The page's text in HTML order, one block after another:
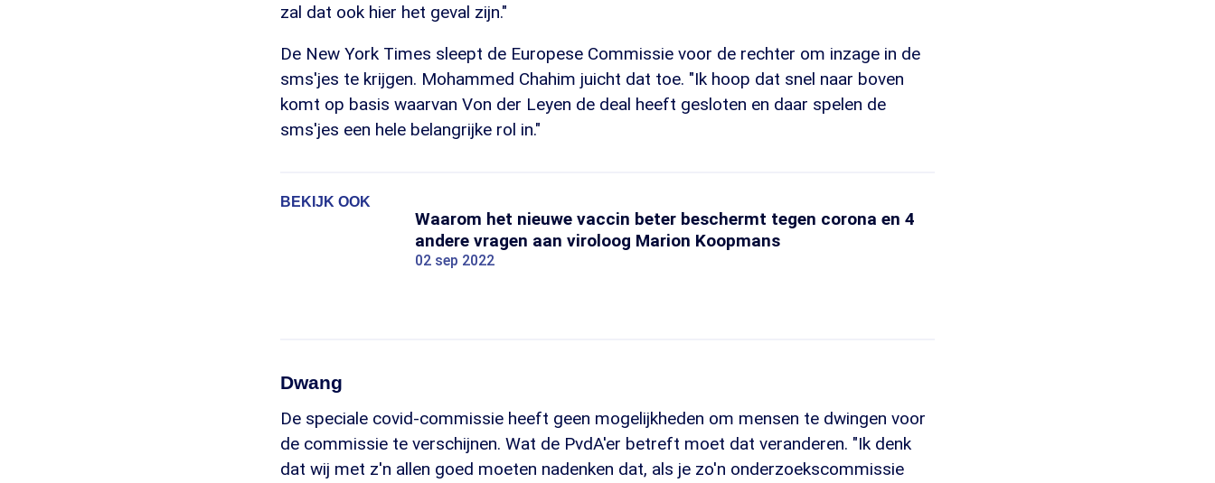
zal dat ook hier het geval zijn."
De New York Times sleept de Europese Commissie voor de rechter om inzage in de
sms'jes te krijgen. Mohammed Chahim juicht dat toe. "Ik hoop dat snel naar boven
komt op basis waarvan Von der Leyen de deal heeft gesloten en daar spelen de
sms'jes een hele belangrijke rol in."
BEKIJK OOK
Waarom het nieuwe vaccin beter beschermt tegen corona en 4
andere vragen aan viroloog Marion Koopmans
02 sep 2022
Dwang
De speciale covid-commissie heeft geen mogelijkheden om mensen te dwingen voor
de commissie te verschijnen. Wat de PvdA'er betreft moet dat veranderen. "Ik denk
dat wij met z'n allen goed moeten nadenken dat, als je zo'n onderzoekscommissie